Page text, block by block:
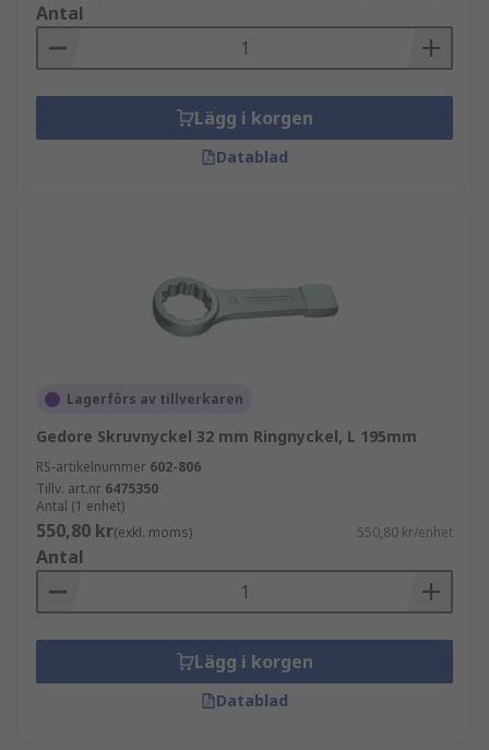
Antal
Lägg i korgen
Datablad
Lagerförs av tillverkaren
Gedore Skruvnyckel 32 mm Ringnyckel, L 195mm
RS-artikelnummer 602-806
Tillv. art.nr 6475350
Antal (1 enhet)
550,80 kr(exkl. moms) 550,80 kr/enhet
Antal
Lägg i korgen
Datablad